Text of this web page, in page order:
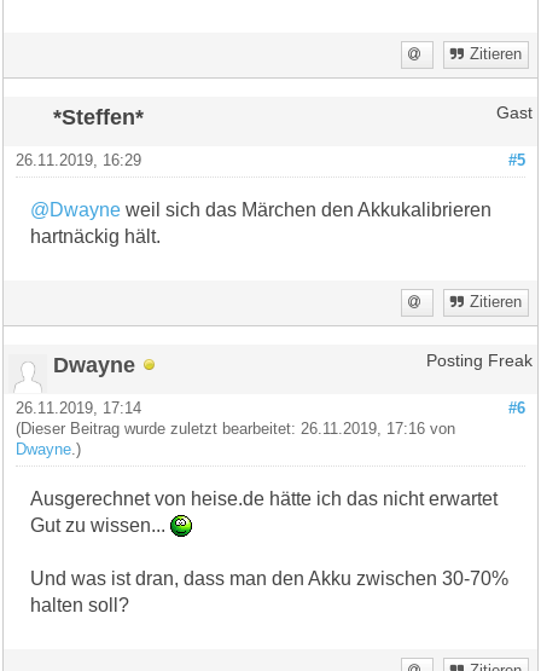
Zitieren
*Steffen* Gast
#5
26.11.2019, 16:29
@Dwayne weil sich das Märchen den Akkukalibrieren
hartnäckig hält.
Zitieren
Dwayne Posting Freak
#6
26.11.2019, 17:14
(Dieser Beitrag wurde zuletzt bearbeitet: 26.11.2019, 17:16 von
Dwayne .)
Ausgerechnet von heise.de hätte ich das nicht erwartet
Gut zu wissen...
Und was ist dran, dass man den Akku zwischen 30-70%
halten soll?